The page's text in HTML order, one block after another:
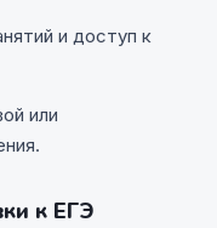
и доступ к
или
к ЕГЭ